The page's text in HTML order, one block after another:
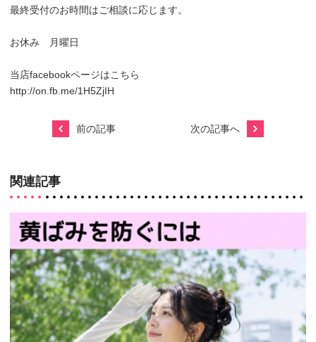
最終受付のお時間はご相談に応じます。
お休み 月曜日
当店facebookページはこちら
http://on.fb.me/1H5ZjIH
前の記事 次の記事へ
関連記事